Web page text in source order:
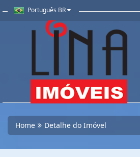
Português BR
Home Detalhe do Imóvel